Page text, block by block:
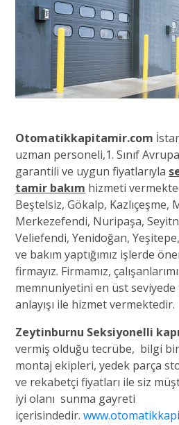
Otomatikkapitamir.com
uzman personeli,1. Sınıf
garantili ve uygun fiyatlarıyla
tamir bakım hizmeti
Beştelsiz, Gökalp, Kazlıçeşme,
Merkezefendi, Nuripaşa,
Veliefendi, Yenidoğan,
ve bakım yaptığımız işlerde
firmayız. Firmamız,
memnuniyetini en üst
anlayışı ile hizmet vermektedir.
Zeytinburnu Seksiyonelli
vermiş olduğu tecrübe, bilgi
montaj ekipleri, yedek parça
ve rekabetçi fiyatları ile siz
iyi olanı sunma gayreti
içerisindedir.